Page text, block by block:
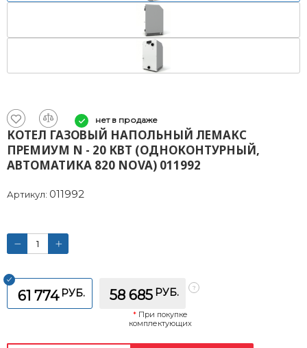
нет в продаже
КОТЕЛ ГАЗОВЫЙ НАПОЛЬНЫЙ ЛЕМАКС
ПРЕМИУМ N - 20 КВТ (ОДНОКОНТУРНЫЙ,
АВТОМАТИКА 820 NOVA) 011992
Артикул: 011992
61 774 РУБ. 58 685 РУБ.
*При покупке
комплектующих